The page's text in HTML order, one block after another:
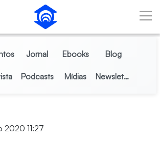
principal
Jornal Ebooks Blog
Podcasts Mídias Newsletter
2020 11:27